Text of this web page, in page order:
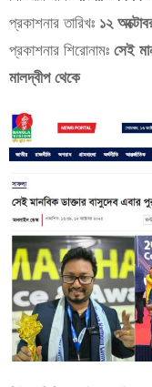
প্রকাশনার তারিখঃ ১২
প্রকাশনার শিরোনামঃ সেই
মালদ্বীপ থেকে